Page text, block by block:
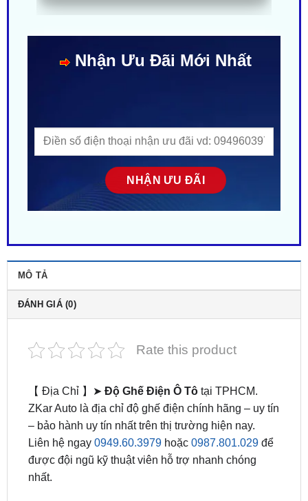
ĐÁNH GIÁ (0)
【 Địa Chỉ 】➤ Độ Ghế Điện Ô Tôtại TPHCM.
– bảo hành uy tín nhất trên thị trường hiện nay.
Liên hệ ngay0949.60.3979 hoặc0987.801.029để
được đội ngũ kỹ thuật viên hỗ trợ nhanh chóng
nhất.
Độ ghế ô tô